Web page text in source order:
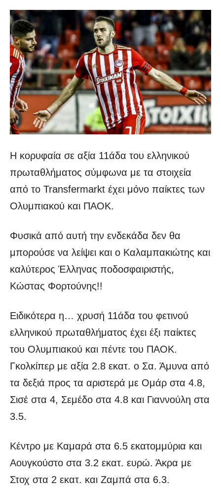
Η κορυφαία σε αξία 11άδα του ελληνικού
πρωταθλήματος σύμφωνα με τα στοιχεία
από το Transfermarkt έχει μόνο παίκτες των
Ολυμπιακού και ΠΑΟΚ.
Φυσικά από αυτή την ενδεκάδα δεν θα
μπορούσε να λείψει και ο Καλαμπακιώτης και
καλύτερος Έλληνας ποδοσφαιριστής,
Κώστας Φορτούνης!!
Ειδικότερα η… χρυσή 11άδα του φετινού
ελληνικού πρωταθλήματος έχει έξι παίκτες
του Ολυμπιακού και πέντε του ΠΑΟΚ.
Γκολκίπερ με αξία 2.8 εκατ. ο Σα. Άμυνα από
τα δεξιά προς τα αριστερά με Ομάρ στα 4.8,
Σισέ στα 4, Σεμέδο στα 4.8 και Γιαννούλη στα
3.5.
Κέντρο με Καμαρά στα 6.5 εκατομμύρια και
Αουγκούστο στα 3.2 εκατ. ευρώ. Άκρα με
Στοχ στα 2 εκατ. και Ζαμπά στα 6.3.